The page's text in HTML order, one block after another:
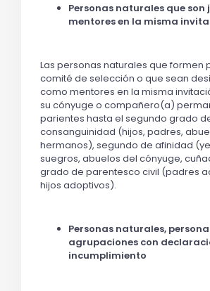
Personas naturales que son
mentores en la misma
Las personas naturales que formen
comité de selección o que sean
como mentores en la misma
su cónyuge o compañero(a)
parientes hasta el segundo grado
consanguinidad (hijos, padres,
hermanos), segundo de afinidad
suegros, abuelos del cónyuge,
grado de parentesco civil (padres
hijos adoptivos).
Personas naturales,
agrupaciones con
incumplimiento